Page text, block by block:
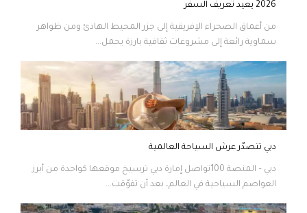
2026 يعيد تعريف السفر
من أعماق الصحراء الإفريقية إلى جزر المحيط الهادئ ومن ظواهر
سماوية رائعة إلى مشروعات ثقافية بارزة يحمل...
دبي تتصدّر عرش السياحة العالمية
دبي – المنصة 100تواصل إمارة دبي ترسيخ موقعها كواحدة من أبرز
العواصم السياحية في العالم، بعد أن تفوّقت...